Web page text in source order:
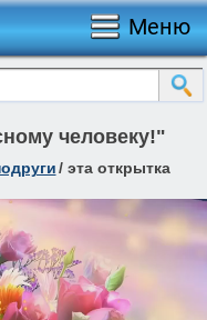
Меню
человеку!"
/ эта открытка